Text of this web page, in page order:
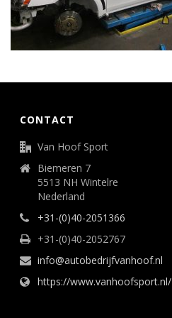
CONTACT
Van Hoof Sport
Biemeren 7
5513 NH Wintelre
Nederland
+31-(0)40-2051366
+31-(0)40-2052767
info@autobedrijfvanhoof.nl
https://www.vanhoofsport.nl/